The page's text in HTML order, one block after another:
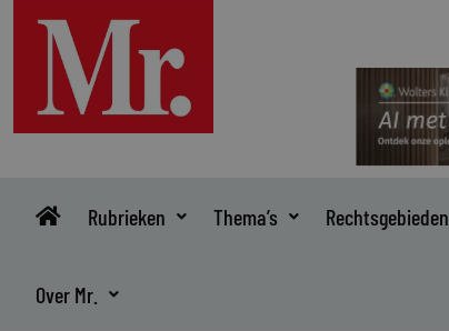
inhoud
Rubrieken Thema’s Rechtsgebieden
Over Mr.